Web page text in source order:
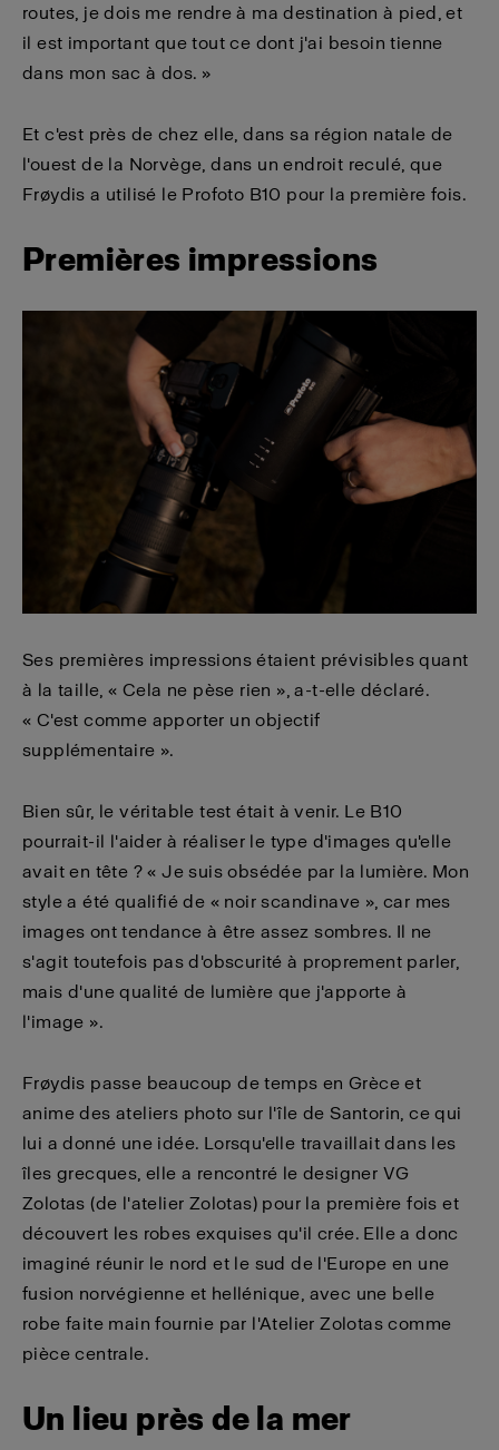
routes, je dois me rendre à ma destination à pied, et
il est important que tout ce dont j'ai besoin tienne
dans mon sac à dos. »
Et c'est près de chez elle, dans sa région natale de
l'ouest de la Norvège, dans un endroit reculé, que
Frøydis a utilisé le Profoto B10 pour la première fois.
Premières impressions
Ses premières impressions étaient prévisibles quant
à la taille, « Cela ne pèse rien », a-t-elle déclaré.
« C'est comme apporter un objectif
supplémentaire ».
Bien sûr, le véritable test était à venir. Le B10
pourrait-il l'aider à réaliser le type d'images qu'elle
avait en tête ? « Je suis obsédée par la lumière. Mon
style a été qualifié de « noir scandinave », car mes
images ont tendance à être assez sombres. Il ne
s'agit toutefois pas d'obscurité à proprement parler,
mais d'une qualité de lumière que j'apporte à
l'image ».
Frøydis passe beaucoup de temps en Grèce et
anime des ateliers photo sur l'île de Santorin, ce qui
lui a donné une idée. Lorsqu'elle travaillait dans les
îles grecques, elle a rencontré le designer VG
Zolotas (de l'atelier Zolotas) pour la première fois et
découvert les robes exquises qu'il crée. Elle a donc
imaginé réunir le nord et le sud de l'Europe en une
fusion norvégienne et hellénique, avec une belle
robe faite main fournie par l'Atelier Zolotas comme
pièce centrale.
Un lieu près de la mer